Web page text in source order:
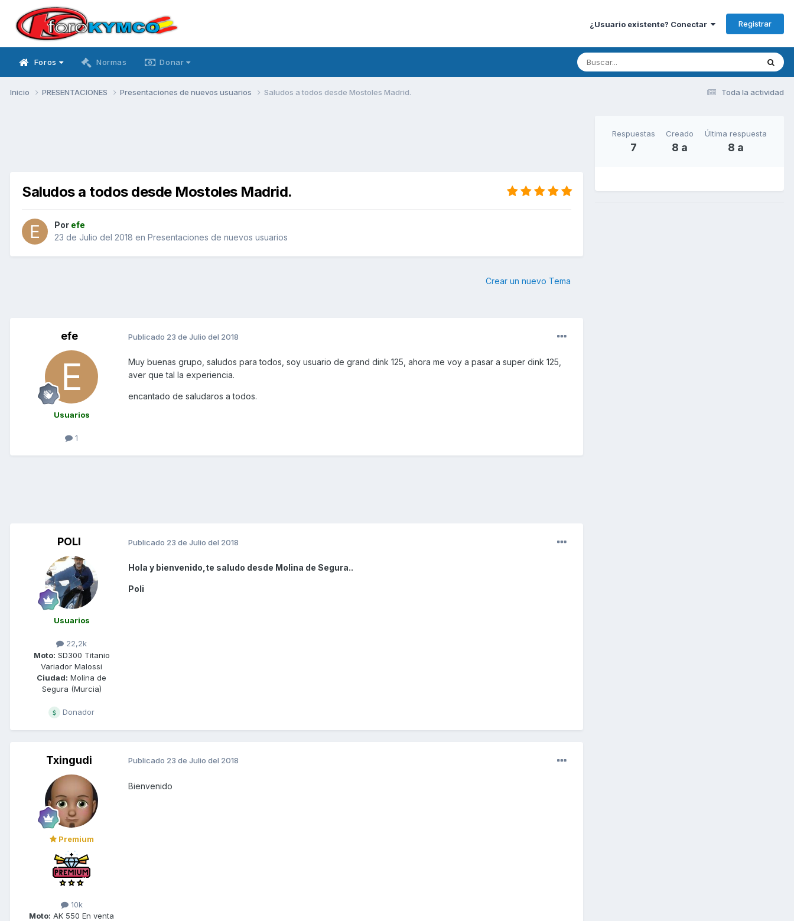
¿Usuario existente? Conectar Registrar
Foros Normas Donar
Toda la actividad
Inicio PRESENTACIONES Presentaciones de nuevos usuarios Saludos a todos desde Mostoles Madrid.
Saludos a todos desde Mostoles Madrid.
Por efe
23 de Julio del 2018 en Presentaciones de nuevos usuarios
Crear un nuevo Tema
efe
Usuarios
1
Publicado 23 de Julio del 2018
Muy buenas grupo, saludos para todos, soy usuario de grand dink 125, ahora me voy a pasar a super dink 125,
aver que tal la experiencia.
encantado de saludaros a todos.
POLI
Usuarios
22,2k
Moto: SD300 Titanio
Variador Malossi
Ciudad: Molina de
Segura (Murcia)
Donador
Publicado 23 de Julio del 2018
Hola y bienvenido,te saludo desde Molina de Segura..
Poli
Txingudi
Premium
10k
Moto: AK 550 En venta
Publicado 23 de Julio del 2018
Bienvenido
Respuestas
7
Creado
8 a
Última respuesta
8 a